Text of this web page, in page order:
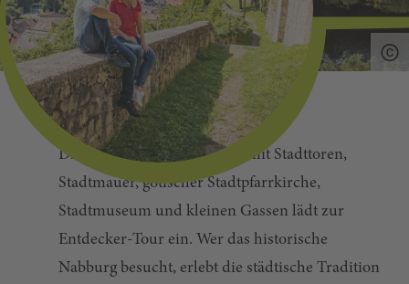
Die mittelalterliche Altstadt mit Stadttoren,
Stadtmauer, gotischer Stadtpfarrkirche,
Stadtmuseum und kleinen Gassen lädt zur
Entdecker-Tour ein. Wer das historische
Nabburg besucht, erlebt die städtische Tradition